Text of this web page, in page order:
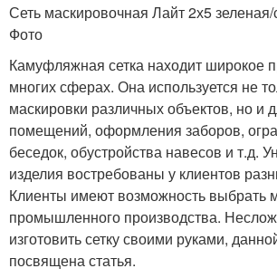
Сеть маскировочная Лайт 2х5 зеленая/
Фото
Камуфляжная сетка находит широкое
многих сферах. Она используется не
маскировки различных объектов, но и
помещений, оформления заборов,
беседок, обустройства навесов и т.д.
изделия востребованы у клиентов
Клиенты имеют возможность выбрать
промышленного производства.
изготовить сетку своими руками,
посвящена статья.